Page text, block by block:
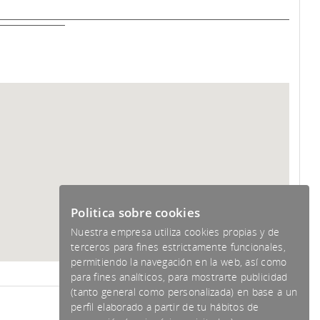
Politica sobre cookies
Nuestra empresa utiliza cookies propias y de
terceros para fines estrictamente funcionales,
permitiendo la navegación en la web, así como
para fines analíticos, para mostrarte publicidad
(tanto general como personalizada) en base a un
perfil elaborado a partir de tu hábitos de